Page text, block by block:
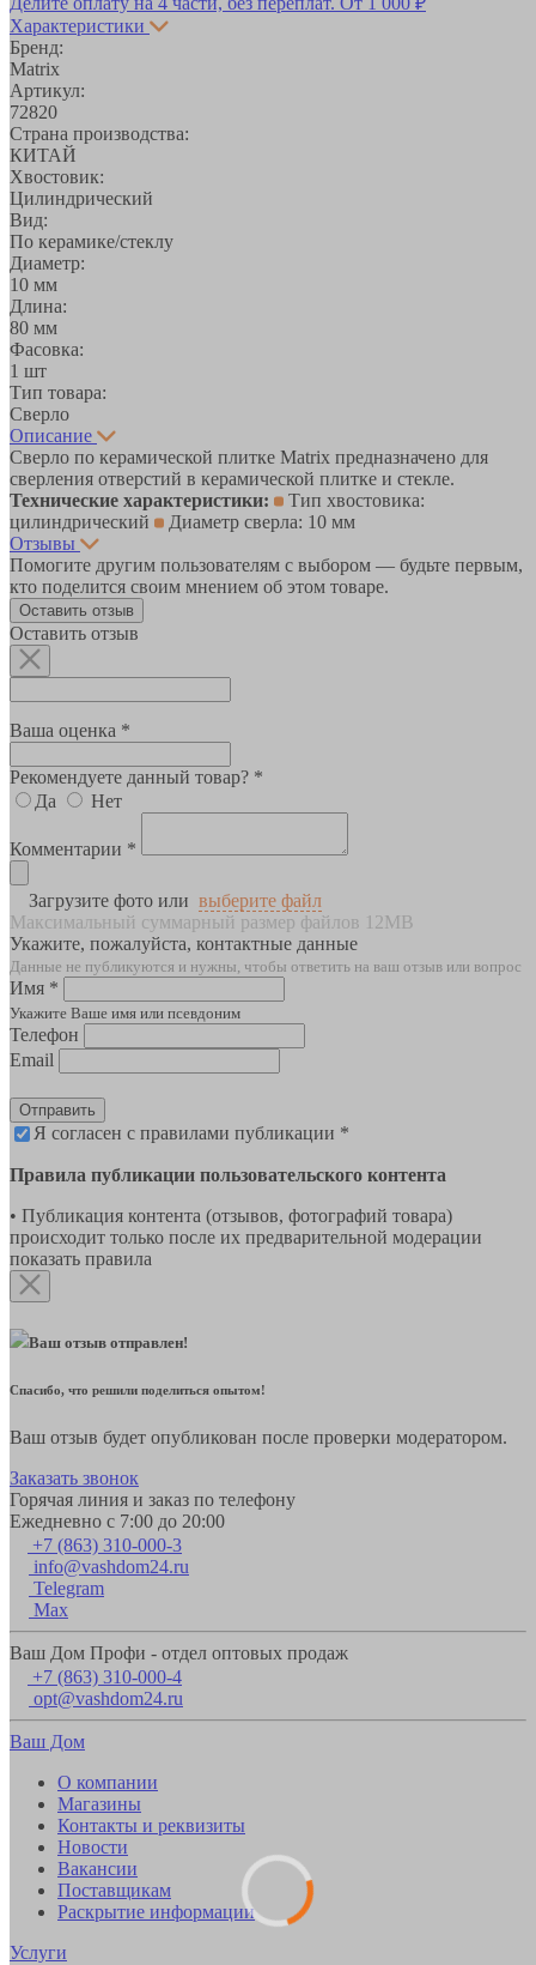
Характеристики
Бренд:
Matrix
Артикул:
72820
Страна производства:
КИТАЙ
Хвостовик:
Цилиндрический
Вид:
По керамике/стеклу
Диаметр:
10 мм
Длина:
80 мм
Фасовка:
1 шт
Тип товара:
Сверло
Описание
Сверло по керамической плитке Matrix предназначено для
сверления отверстий в керамической плитке и стекле.
Технические характеристики:
Тип хвостовика:
цилиндрический
Диаметр сверла: 10 мм
Отзывы
Помогите другим пользователям с выбором — будьте первым,
кто поделится своим мнением об этом товаре.
Оставить отзыв
Оставить отзыв
Ваша оценка *
Рекомендуете данный товар? *
Да
Нет
Комментарии *
Загрузите фото или выберите файл
Максимальный суммарный размер файлов 12MB
Укажите, пожалуйста, контактные данные
Данные не публикуются и нужны, чтобы ответить на ваш отзыв или вопрос
Имя *
Укажите Ваше имя или псевдоним
Телефон
Email
Отправить
Я согласен с правилами публикации *
Правила публикации пользовательского контента
• Публикация контента (отзывов, фотографий товара)
происходит только после их предварительной модерации
показать правила
Ваш отзыв отправлен!
Спасибо, что решили поделиться опытом!
Ваш отзыв будет опубликован после проверки модератором.
Заказать звонок
Горячая линия и заказ по телефону
Ежедневно с 7:00 до 20:00
+7 (863) 310-000-3
info@vashdom24.ru
Telegram
Max
Ваш Дом Профи - отдел оптовых продаж
+7 (863) 310-000-4
opt@vashdom24.ru
Ваш Дом
О компании
Магазины
Контакты и реквизиты
Новости
Вакансии
Поставщикам
Раскрытие информации
Услуги